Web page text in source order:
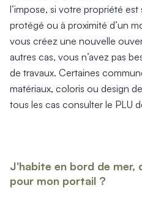
Produits > Pergolas >
Produits > Pergolas >
Produits > Carports >
Produits > Carports >
Produits > Porche
Produits > Cuisine
Produits > Habillages
Produits > Habillages
Produits > Habillages
Produits > Habillages
l’impose, si votre propriété
protégé ou à proximité d’un
vous créez une nouvelle
autres cas, vous n’avez pas
de travaux. Certaines
matériaux, coloris ou design
tous les cas consulter le PLU
J'habite en bord de mer,
pour mon portail ?